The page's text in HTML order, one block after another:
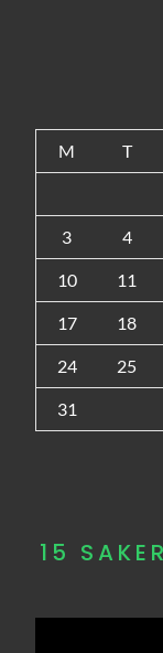
M T
3 4
10 11
17 18
24 25
31
15